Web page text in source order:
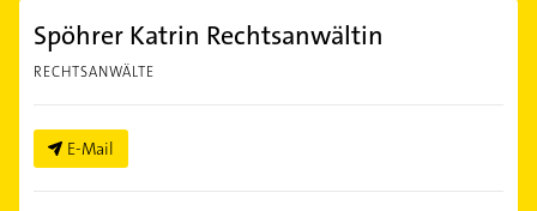
Spöhrer Katrin Rechtsanwältin
RECHTSANWÄLTE
E-Mail